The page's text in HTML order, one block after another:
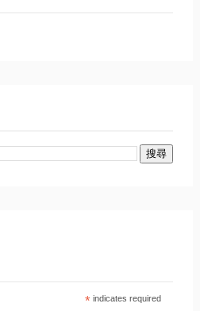
* indicates required